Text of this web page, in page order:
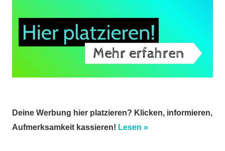
Deine Werbung hier platzieren? Klicken, informieren,
Aufmerksamkeit kassieren! Lesen »